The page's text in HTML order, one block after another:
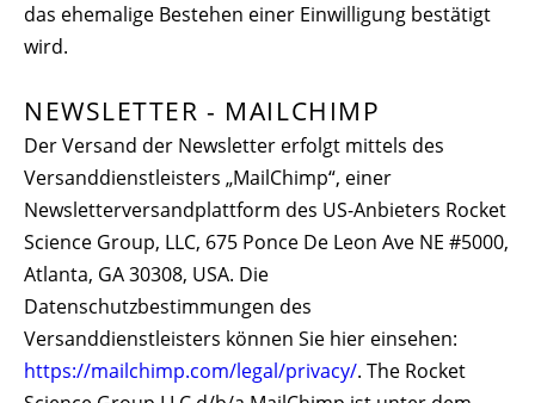
das ehemalige Bestehen einer Einwilligung bestätigt
wird.
NEWSLETTER - MAILCHIMP
Der Versand der Newsletter erfolgt mittels des
Versanddienstleisters „MailChimp“, einer
Newsletterversandplattform des US-Anbieters Rocket
Science Group, LLC, 675 Ponce De Leon Ave NE #5000,
Atlanta, GA 30308, USA. Die
Datenschutzbestimmungen des
Versanddienstleisters können Sie hier einsehen:
https://mailchimp.com/legal/privacy/. The Rocket